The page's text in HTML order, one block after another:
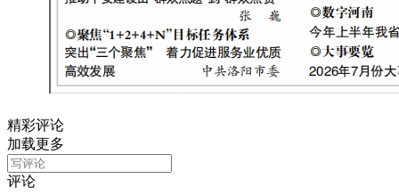
精彩评论
加载更多
评论